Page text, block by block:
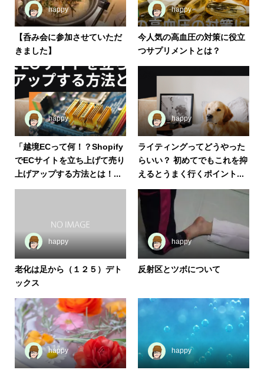
happy
【呑み会に参加させていただ
きました】
happy
今人気の高血圧の対策に役立
つサプリメントとは？
happy
「越境ECって何！？Shopify
でECサイトを立ち上げて売り
上げアップする方法とは！...
happy
ライティングってどうやった
らいい？ 初めてでもこれを抑
えるとうまく行くポイント...
happy
老化は足から（１２５）デト
ックス
happy
反射区とツボについて
happy happy